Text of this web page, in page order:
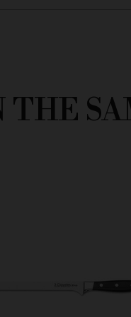
THE